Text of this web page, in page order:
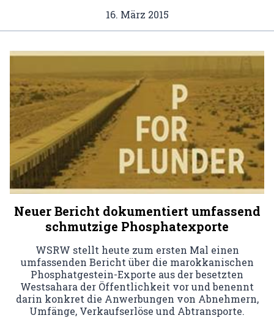
16. März 2015
Neuer Bericht dokumentiert umfassend
schmutzige Phosphatexporte
WSRW stellt heute zum ersten Mal einen
umfassenden Bericht über die marokkanischen
Phosphatgestein-Exporte aus der besetzten
Westsahara der Öffentlichkeit vor und benennt
darin konkret die Anwerbungen von Abnehmern,
Umfänge, Verkaufserlöse und Abtransporte.